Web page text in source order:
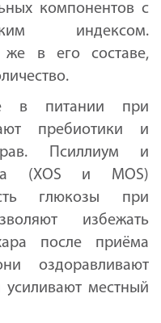
компонентов с
индексом.
же в его составе,
в питании при
пребиотики и
Псиллиум и
(ХOS и MOS)
глюкозы при
избежать
после приёма
оздоравливают
местный